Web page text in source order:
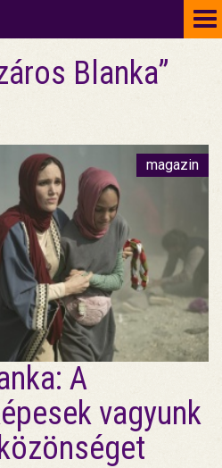
Blanka”
magazin
A
vagyunk